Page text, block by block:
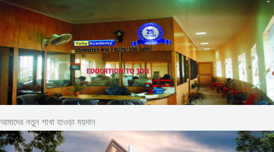
আমাদের নতুন শাখা হাওড়া ময়দান